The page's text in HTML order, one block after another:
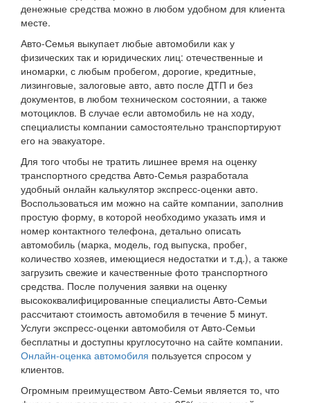
денежные средства можно в любом удобном для клиента
месте.
Авто-Семья выкупает любые автомобили как у
физических так и юридических лиц: отечественные и
иномарки, с любым пробегом, дорогие, кредитные,
лизинговые, залоговые авто, авто после ДТП и без
документов, в любом техническом состоянии, а также
мотоциклов. В случае если автомобиль не на ходу,
специалисты компании самостоятельно транспортируют
его на эвакуаторе.
Для того чтобы не тратить лишнее время на оценку
транспортного средства Авто-Семья разработала
удобный онлайн калькулятор экспресс-оценки авто.
Воспользоваться им можно на сайте компании, заполнив
простую форму, в которой необходимо указать имя и
номер контактного телефона, детально описать
автомобиль (марка, модель, год выпуска, пробег,
количество хозяев, имеющиеся недостатки и т.д.), а также
загрузить свежие и качественные фото транспортного
средства. После получения заявки на оценку
высококвалифицированные специалисты Авто-Семьи
рассчитают стоимость автомобиля в течение 5 минут.
Услуги экспресс-оценки автомобиля от Авто-Семьи
бесплатны и доступны круглосуточно на сайте компании.
Онлайн-оценка автомобиля пользуется спросом у
клиентов.
Огромным преимуществом Авто-Семьи является то, что